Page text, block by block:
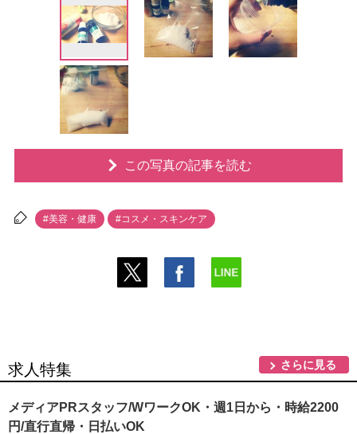
この写真の記事を読む
#美容・健康 #コスメ・スキンケア
求人特集 さらに見る
メディアPRスタッフ/WワークOK・週1日から・時給2200
円/直行直帰・日払いOK